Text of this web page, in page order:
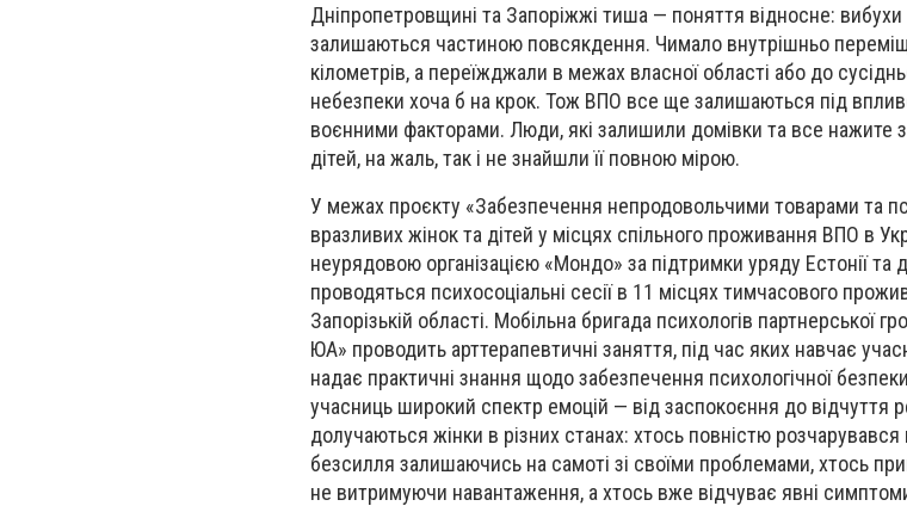
Дніпропетровщині та Запоріжжі тиша — поняття відносне: вибухи
залишаються частиною повсякдення. Чимало внутрішньо
кілометрів, а переїжджали в межах власної області або до
небезпеки хоча б на крок. Тож ВПО все ще залишаються під
воєнними факторами. Люди, які залишили домівки та все нажите
дітей, на жаль, так і не знайшли її повною мірою.
У межах проєкту «Забезпечення непродовольчими товарами та
вразливих жінок та дітей у місцях спільного проживання ВПО в
неурядовою організацією «Мондо» за підтримки уряду Естонії та
проводяться психосоціальні сесії в 11 місцях тимчасового
Запорізькій області. Мобільна бригада психологів партнерської
ЮА» проводить арттерапевтичні заняття, під час яких навчає
надає практичні знання щодо забезпечення психологічної
учасниць широкий спектр емоцій — від заспокоєння до відчуття
долучаються жінки в різних станах: хтось повністю
безсилля залишаючись на самоті зі своїми проблемами, хтось
не витримуючи навантаження, а хтось вже відчуває явні